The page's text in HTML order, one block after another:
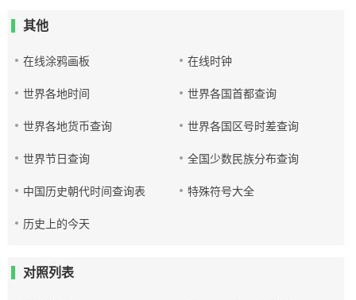
其他
在线涂鸦画板 在线时钟
世界各地时间 世界各国首都查询
世界各地货币查询 世界各国区号时差查询
世界节日查询 全国少数民族分布查询
中国历史朝代时间查询表 特殊符号大全
历史上的今天
对照列表